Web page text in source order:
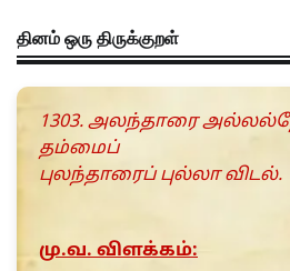
தினம் ஒரு திருக்குறள்
1303. அலந்தாரை
தம்மைப்
புலந்தாரைப் புல்லா விடல்.
மு.வ. விளக்கம்: